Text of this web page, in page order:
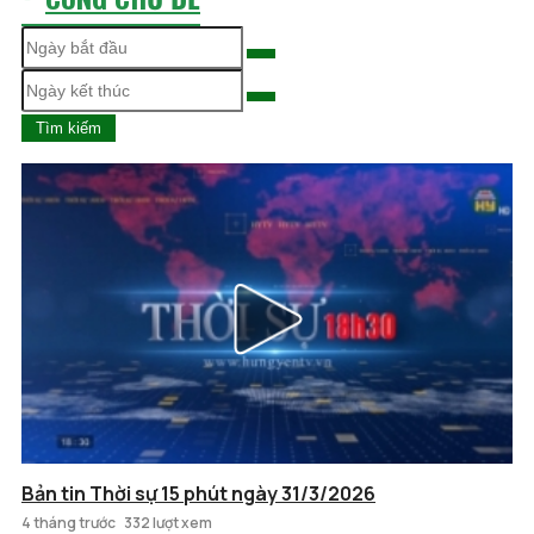
Tìm kiếm
Bản tin Thời sự 15 phút ngày 31/3/2026
4 tháng trước 332 lượt xem